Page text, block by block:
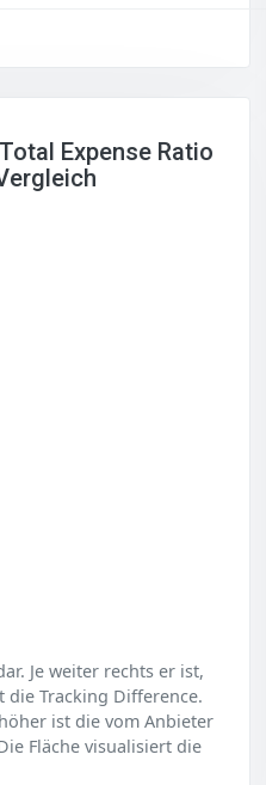
Expense Ratio
Je weiter rechts er ist,
die Tracking Difference.
ist die vom Anbieter
Fläche visualisiert die